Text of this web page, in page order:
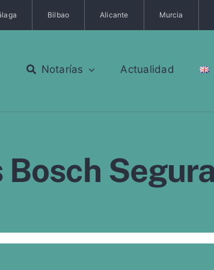
Bilbao Alicante Murcia
Notarías Actualidad
Bosch Segura